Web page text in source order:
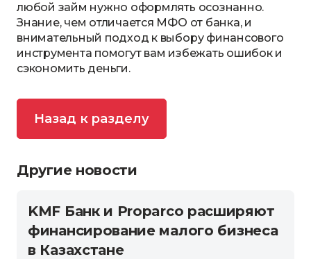
любой займ нужно оформлять осознанно.
Знание, чем отличается МФО от банка, и
внимательный подход к выбору финансового
инструмента помогут вам избежать ошибок и
сэкономить деньги.
Назад к разделу
Другие новости
KMF Банк и Proparco расширяют
финансирование малого бизнеса
в Казахстане